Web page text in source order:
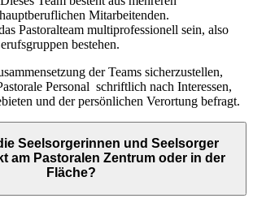
Mitarbeitenden.
Pastoralteam multiprofessionell sein, also
bestehen.
der Teams sicherzustellen,
Personal schriftlich nach Interessen,
und der persönlichen Verortung befragt.
Seelsorgerinnen und Seelsorger
am Pastoralen Zentrum oder in der
Fläche?